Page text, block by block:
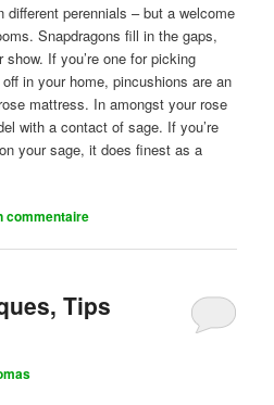
different perennials – but a welcome
Snapdragons fill in the gaps,
If you’re one for picking
in your home, pincushions are an
mattress. In amongst your rose
with a contact of sage. If you’re
your sage, it does finest as a
commentaire
Tips